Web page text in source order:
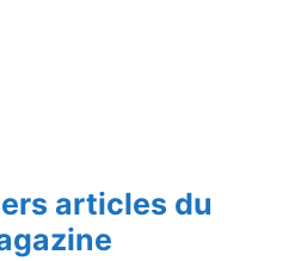
articles du